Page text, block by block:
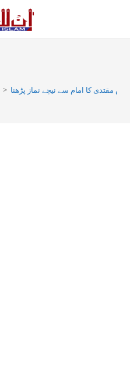
> مقتدی کا امام سے نیچے نماز پڑھنا